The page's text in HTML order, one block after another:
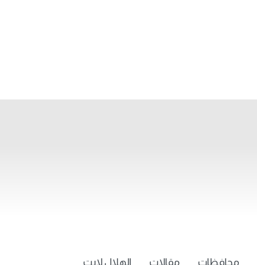
محافظات مقالات الهلال لايت